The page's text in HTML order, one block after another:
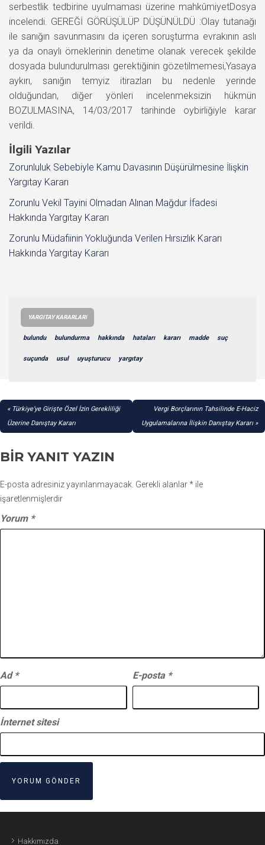
serbestlik tedbirine uyulmaması üzerine mahkûmiyetDosya
incelendi. GEREĞİ GÖRÜŞÜLÜP DÜŞÜNÜLDÜ :Olay tutanağı
ile sanığın savunmasını da içeren soruşturma evrakının aslı
ya da onaylı örneklerinin denetime olanak verecek şekilde
dosyada bulundurulması gerektiğinin gözetilmemesi,Yasaya
aykırı, sanığın temyiz itirazları bu nedenle yerinde
olduğundan, diğer yönleri incelenmeksizin hükmün
BOZULMASINA, 14/03/2017 tarihinde oybirliğiyle karar
verildi.
İlgili Yazılar
Zorunluluk Sebebiyle Kamu Davasının Düşürülmesine İlişkin
Yargıtay Kararı
Zorunlu Vekil Tayini Olmadan Alınan Mağdur İfadesi
Hakkında Yargıtay Kararı
Zorunlu Müdafiinin Yokluğunda Verilen Hırsızlık Kararı
Hakkında Yargıtay Kararı
YARGITAY KARARLARI
bulundu bulundurma hakkında hataları kararı madde suç
suçunda usul uyuşturucu yargıtay
YAZI
GEZINMESI
Türkiye’ye Girişte Özel İzin Gerekliliği
Üzerine Danıştay Kararı
Vergi Borçlarının Tahsilinde E-Haciz
Uygulamalarına İlişkin Danıştay Kararı
BIR YANIT YAZIN
E-posta adresiniz yayınlanmayacak. Gerekli alanlar* ile
işaretlenmişlerdir
Yorum *
Ad * E-posta *
İnternet sitesi
Hakkımızda